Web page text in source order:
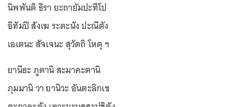
นิพพันติ ธีรา ยะถายัมปะทีโป
อิทัมปิ สังเฆ ระตะนัง ปะณีตัง
เอเตนะ สัจเจนะ สุวัตถิ โหตุ ฯ
ยานีธะ ภูตานิ สะมาคะตานิ
ภุมมานิ วา ยานิวะ อันตะลิกเข